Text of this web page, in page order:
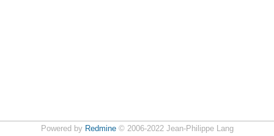
Powered by Redmine© 2006-2022 Jean-Philippe Lang